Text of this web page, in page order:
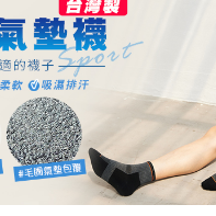
打開帳單後，可選擇「超商條碼／
iPASS MONEY」等通路繳費。
台灣大哥大股份有限公司」（以下
，得透過本服務購買商品或服務，
與本公司後，依約使用本公司帳單
使用「大哥付你分期」之契約關係
、電話或地址）提供予台灣大哥大
人進行分期帳單所需資料之確認、
選擇「AFTEE先享後付」後，將跳
簡訊認證並確認金額後，即可完成
日內，您將收到繳費通知簡訊。
知簡訊後14天內，點擊此簡訊中的
／等多元方式進行付款，方視為交
手續完成當下不需立刻繳費，但
家。未經商家同意取消之訂單仍視
用。
請以「AFTEE先享後付 」之結帳
繳費後需取消欲退款等相關疑問，
https://
滿NT$499(含以上)免運費
貨
滿NT$499(含以上)免運費